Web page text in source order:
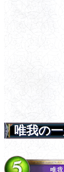
唯我の